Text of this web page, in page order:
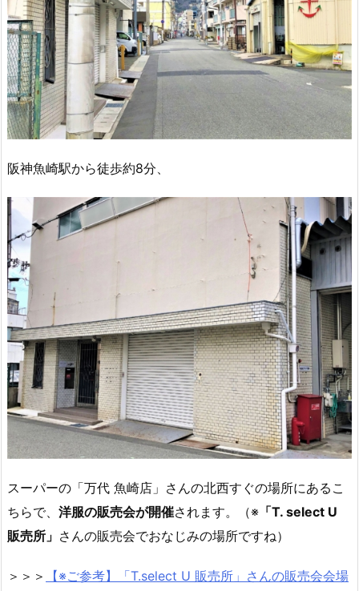
阪神魚崎駅から徒歩約8分、
スーパーの「万代 魚崎店」さんの北西すぐの場所にあるこ
ちらで、 洋服の販売会が開催されます。（※ 「T. select U
販売所 」 さんの販売会でおなじみの場所ですね）
＞＞＞
【※ご参考】「T.select U 販売所」さんの販売会会場